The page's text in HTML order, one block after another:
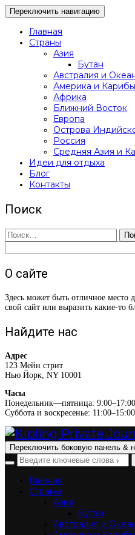
Переключить навигацию
Главная
Страны
Азия
Бутан
Австралия и
Америка и Карибы
Африка
Ближний Восток
Европа
Острова
Россия
Средняя Азия и
Идеи для отдыха
Блог
Контакты
Поиск
Найти:
О сайте
Здесь может быть отличное место
свой сайт или выразить какие-то
Найдите нас
Адрес
123 Мейн стрит
Нью Йорк, NY 10001
Часы
Понедельник—пятница: 9:00–17:00
Суббота и воскресенье: 11:00–15:00
Переключить боковую панель &
Главная
Страны
Азия
Бутан
Австралия и